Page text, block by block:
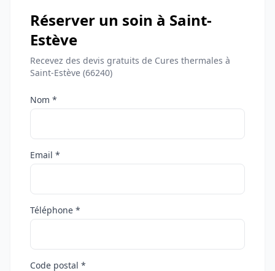
Réserver un soin à Saint-
Estève
Recevez des devis gratuits de Cures thermales à
Saint-Estève (66240)
Nom *
Email *
Téléphone *
Code postal *